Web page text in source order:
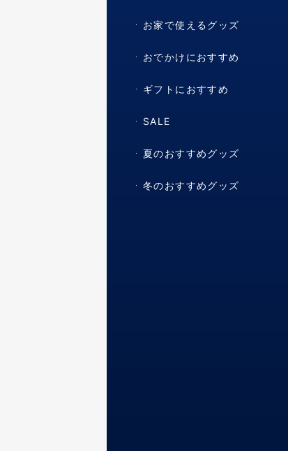
お家で使えるグッズ
おでかけにおすすめ
ギフトにおすすめ
SALE
夏のおすすめグッズ
冬のおすすめグッズ